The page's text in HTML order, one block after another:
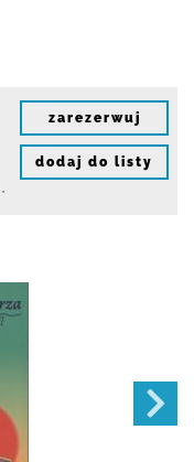
zarezerwuj
dodaj do listy